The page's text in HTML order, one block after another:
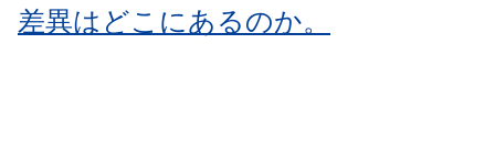
差異はどこにあるのか。